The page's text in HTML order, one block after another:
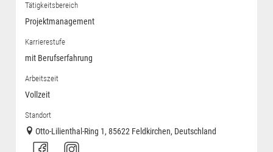
Tätigkeitsbereich
Projektmanagement
Karrierestufe
mit Berufserfahrung
Arbeitszeit
Vollzeit
Standort
Otto-Lilienthal-Ring 1, 85622 Feldkirchen, Deutschland